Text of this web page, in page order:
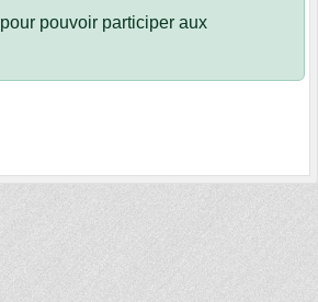
pour pouvoir participer aux